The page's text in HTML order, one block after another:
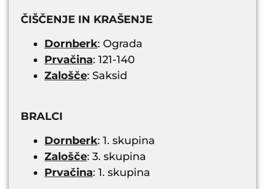
ČIŠČENJE IN KRAŠENJE
Dornberk: Ograda
Prvačina: 121-140
Zalošče: Saksid
BRALCI
Dornberk: 1. skupina
Zalošče: 3. skupina
Prvačina: 1. skupina